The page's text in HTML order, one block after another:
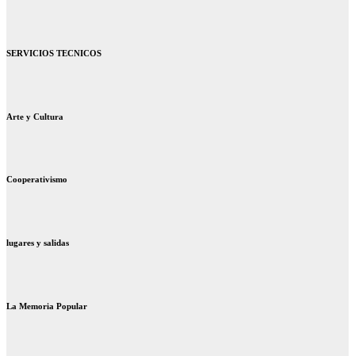
SERVICIOS TECNICOS
Arte y Cultura
Cooperativismo
lugares y salidas
La Memoria Popular